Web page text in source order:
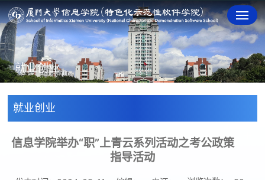
就业创业
就业创业
信息学院举办“职”上青云系列活动之考公政策
指导活动